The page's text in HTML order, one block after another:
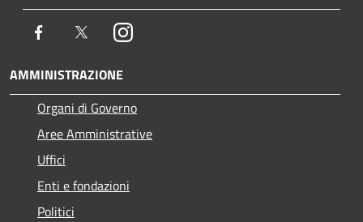
Facebook TwitterInstagram
AMMINISTRAZIONE
Organi di Governo
Aree Amministrative
Uffici
Enti e fondazioni
Politici